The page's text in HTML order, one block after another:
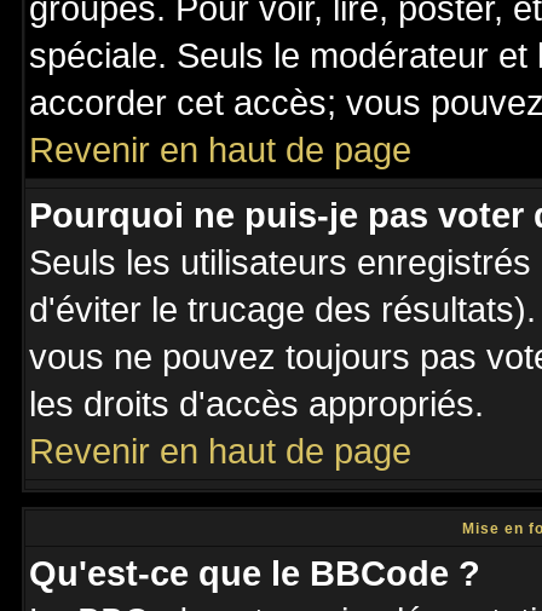
groupes. Pour voir, lire, poster,
spéciale. Seuls le modérateur
accorder cet accès; vous
Revenir en haut de page
Pourquoi ne puis-je pas voter
Seuls les utilisateurs
d'éviter le trucage des
vous ne pouvez toujours pas
les droits d'accès appropriés.
Revenir en haut de page
Mise en
Qu'est-ce que le BBCode ?